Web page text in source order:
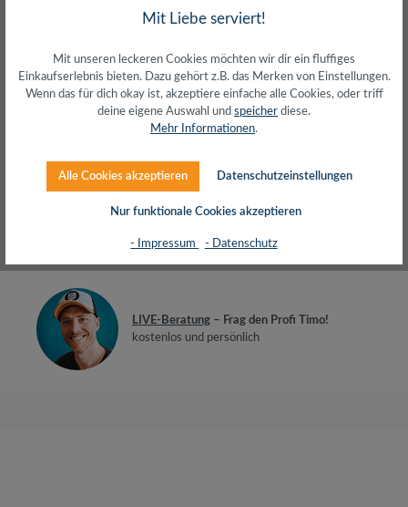
Beschreibung
Für den Telefon- oder NetzwerkanschlussFlaches
Herstellerinfos
LIVE-Beratung – Frag den Profi Timo!
kostenlos und persönlich
Mit Liebe serviert!
Mit unseren leckeren Cookies möchten wir dir ein fluffiges
Einkaufserlebnis bieten. Dazu gehört z.B. das Merken von Einstellungen.
Wenn das für dich okay ist, akzeptiere einfache alle Cookies, oder triff
deine eigene Auswahl und speicher diese.
Mehr Informationen.
Alle Cookies akzeptieren Datenschutzeinstellungen
Nur funktionale Cookies akzeptieren
- Impressum - Datenschutz